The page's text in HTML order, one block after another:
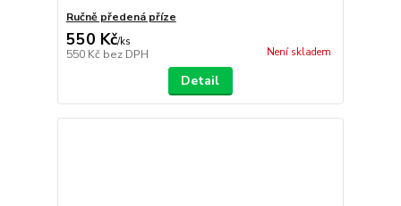
Ručně předená příze
550 Kč/ks
550 Kč bez DPH Není skladem
Detail